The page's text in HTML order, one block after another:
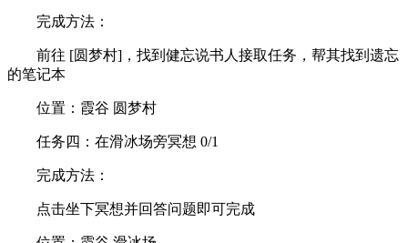
完成方法：
前往 [圆梦村]，找到健忘说书人接取任务，帮其找到遗忘
的笔记本
位置：霞谷 圆梦村
任务四：在滑冰场旁冥想 0/1
完成方法：
点击坐下冥想并回答问题即可完成